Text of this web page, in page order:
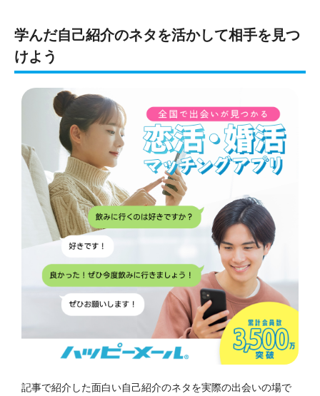
学んだ自己紹介のネタを活かして相手を見つ
けよう
記事で紹介した面白い自己紹介のネタを実際の出会いの場で